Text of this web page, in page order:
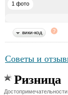
1 фото
вики-код
Советы и
Ризница